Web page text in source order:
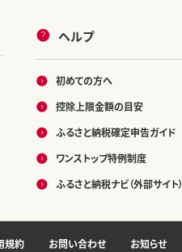
ヘルプ
初めての方へ
控除上限金額の目安
ふるさと納税確定申告ガイド
ワンストップ特例制度
ふるさと納税ナビ（外部サイト）
規約 お問い合わせ お知らせ